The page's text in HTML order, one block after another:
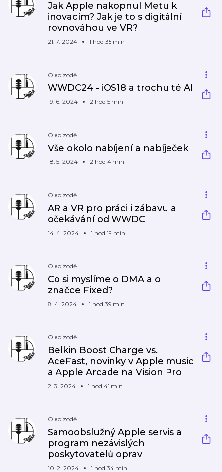
Jak Apple nakopnul Metu k
inovacím? Jak je to s digitální
rovnováhou ve VR?
21. 7. 2024 1 hod 35 min
O epizodě
WWDC24 - iOS18 a trochu té AI
19. 6. 2024 2 hod 5 min
O epizodě
Vše okolo nabíjení a nabíječek
18. 5. 2024 2 hod 4 min
O epizodě
AR a VR pro práci i zábavu a
očekávání od WWDC
14. 4. 2024 1 hod 19 min
O epizodě
Co si myslíme o DMA a o
značce Fixed?
8. 4. 2024 1 hod 39 min
O epizodě
Belkin Boost Charge vs.
AceFast, novinky v Apple music
a Apple Arcade na Vision Pro
2. 3. 2024 1 hod 41 min
O epizodě
Samoobslužný Apple servis a
program nezávislých
poskytovatelů oprav
10. 2. 2024 1 hod 34 min